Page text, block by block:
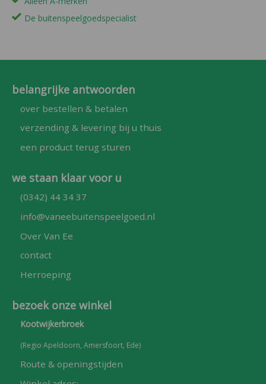
De buitenspeelgoedspecialist
belangrijke antwoorden
over bestellen & betalen
verzending & levering bij u thuis
een product terug sturen
we staan klaar voor u
(0342) 44 34 37
info@vaneebuitenspeelgoed.nl
Over Van Ee
contact
Herroeping
bezoek onze winkel
Kootwijkerbroek
(Regio Apeldoorn, Amersfoort, Ede)
Route & openingstijden